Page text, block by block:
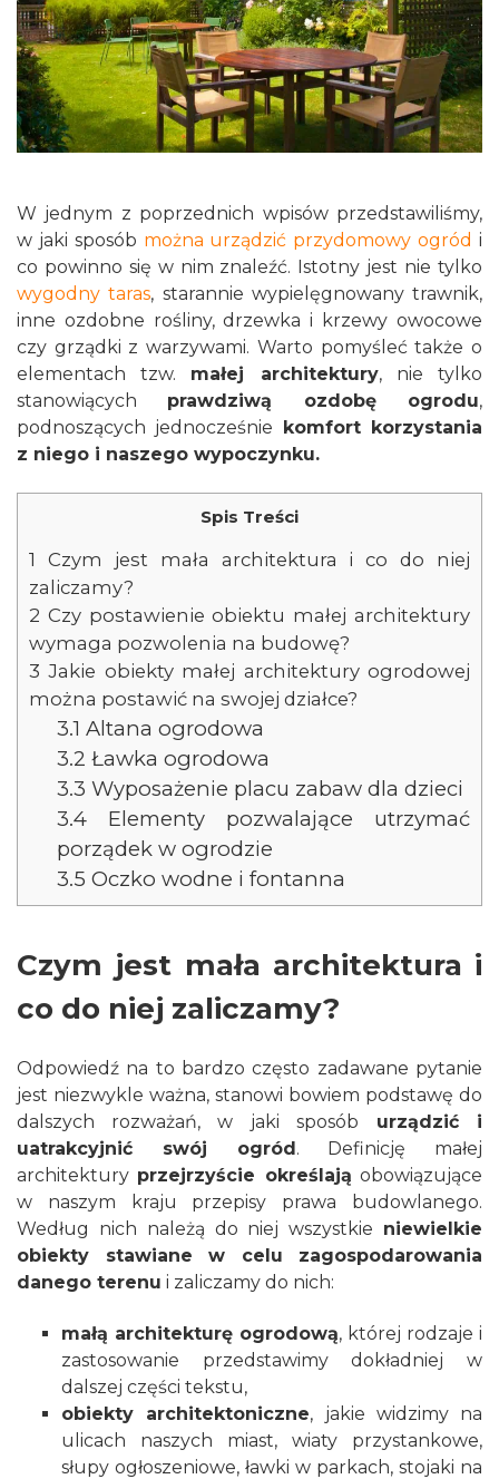
W jednym z poprzednich wpisów przedstawiliśmy,
w jaki sposób można urządzić przydomowy ogród i
co powinno się w nim znaleźć. Istotny jest nie tylko
wygodny taras, starannie wypielęgnowany trawnik,
inne ozdobne rośliny, drzewka i krzewy owocowe
czy grządki z warzywami. Warto pomyśleć także o
elementach tzw. małej architektury, nie tylko
stanowiących prawdziwą ozdobę ogrodu,
podnoszących jednocześnie komfort korzystania
z niego i naszego wypoczynku.
Spis Treści
1 Czym jest mała architektura i co do niej
zaliczamy?
2 Czy postawienie obiektu małej architektury
wymaga pozwolenia na budowę?
3 Jakie obiekty małej architektury ogrodowej
można postawić na swojej działce?
3.1 Altana ogrodowa
3.2 Ławka ogrodowa
3.3 Wyposażenie placu zabaw dla dzieci
3.4 Elementy pozwalające utrzymać
porządek w ogrodzie
3.5 Oczko wodne i fontanna
Czym jest mała architektura i
co do niej zaliczamy?
Odpowiedź na to bardzo często zadawane pytanie
jest niezwykle ważna, stanowi bowiem podstawę do
dalszych rozważań, w jaki sposób urządzić i
uatrakcyjnić swój ogród. Definicję małej
architektury przejrzyście określają obowiązujące
w naszym kraju przepisy prawa budowlanego.
Według nich należą do niej wszystkie niewielkie
obiekty stawiane w celu zagospodarowania
danego terenu i zaliczamy do nich:
małą architekturę ogrodową, której rodzaje i
zastosowanie przedstawimy dokładniej w
dalszej części tekstu,
obiekty architektoniczne, jakie widzimy na
ulicach naszych miast, wiaty przystankowe,
słupy ogłoszeniowe, ławki w parkach, stojaki na